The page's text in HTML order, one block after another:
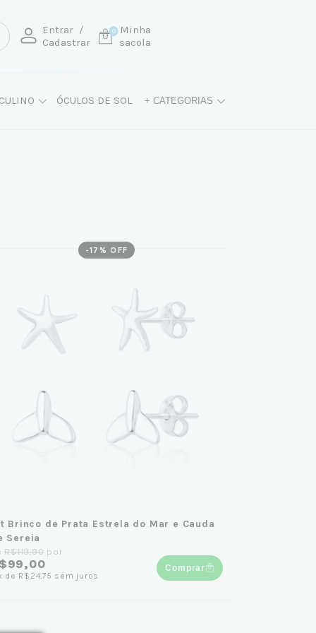
Entrar /
Cadastrar
Minha
sacola
0
ÓCULOS DE SOL + CATEGORIAS
-17 % OFF
Brinco de Prata Estrela do Mar e Cauda
Sereia
R$119,90 por
de R$24,75 sem juros
Comprar